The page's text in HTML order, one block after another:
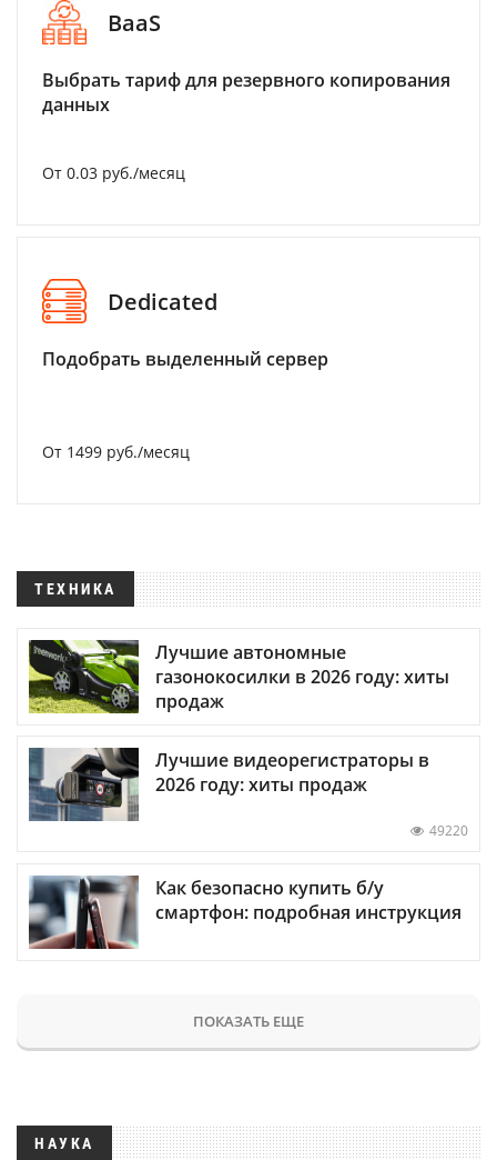
BaaS
Выбрать тариф для резервного копирования
данных
От 0.03 руб./месяц
Dedicated
Подобрать выделенный сервер
От 1499 руб./месяц
ТЕХНИКА
Лучшие автономные
газонокосилки в 2026 году: хиты
продаж
Лучшие видеорегистраторы в
2026 году: хиты продаж
49220
Как безопасно купить б/у
смартфон: подробная инструкция
ПОКАЗАТЬ ЕЩЕ
НАУКА